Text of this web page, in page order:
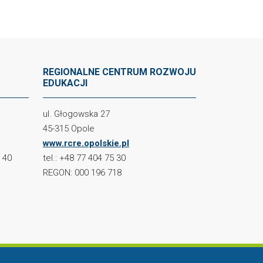
40
REGIONALNE CENTRUM ROZWOJU
EDUKACJI
ul. Głogowska 27
45-315 Opole
www.rcre.opolskie.pl
tel.: +48 77 404 75 30
REGON: 000 196 718